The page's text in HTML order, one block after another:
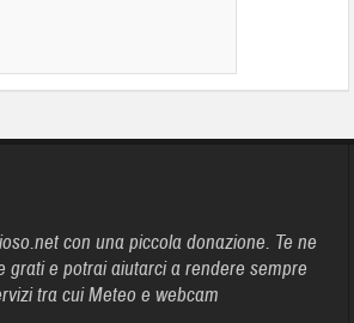
con una piccola donazione. Te ne
grati e potrai aiutarci a rendere sempre
tra cui Meteo e webcam